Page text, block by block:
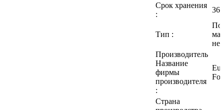
Срок хранения
:
36
Тип :
Производитель
Название
фирмы
производителя
:
Страна